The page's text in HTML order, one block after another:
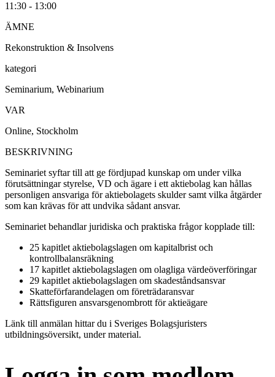
11:30 - 13:00
ÄMNE
Rekonstruktion & Insolvens
kategori
Seminarium, Webinarium
VAR
Online, Stockholm
BESKRIVNING
Seminariet syftar till att ge fördjupad kunskap om under vilka
förutsättningar styrelse, VD och ägare i ett aktiebolag kan hållas
personligen ansvariga för aktiebolagets skulder samt vilka åtgärder
som kan krävas för att undvika sådant ansvar.
Seminariet behandlar juridiska och praktiska frågor kopplade till:
25 kapitlet aktiebolagslagen om kapitalbrist och
kontrollbalansräkning
17 kapitlet aktiebolagslagen om olagliga värdeöverföringar
29 kapitlet aktiebolagslagen om skadeståndsansvar
Skatteförfarandelagen om företrädaransvar
Rättsfiguren ansvarsgenombrott för aktieägare
Länk till anmälan hittar du i Sveriges Bolagsjuristers
utbildningsöversikt, under material.